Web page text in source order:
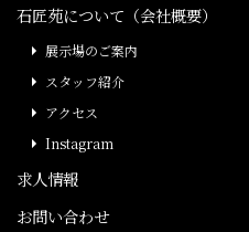
石匠苑について（会社概要）
展示場のご案内
スタッフ紹介
アクセス
Instagram
求人情報
お問い合わせ